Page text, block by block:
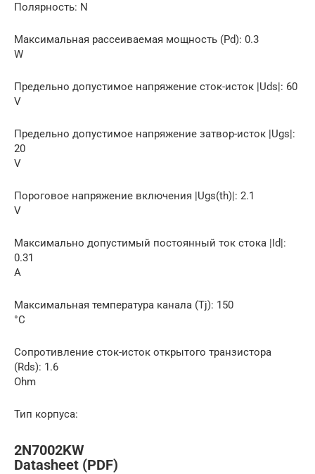
Полярность: N
Максимальная рассеиваемая мощность (Pd): 0.3
W
Предельно допустимое напряжение сток-исток |Uds|: 60
V
Предельно допустимое напряжение затвор-исток |Ugs|:
20
V
Пороговое напряжение включения |Ugs(th)|: 2.1
V
Максимально допустимый постоянный ток стока |Id|:
0.31
A
Максимальная температура канала (Tj): 150
°C
Сопротивление сток-исток открытого транзистора
(Rds): 1.6
Ohm
Тип корпуса:
2N7002KW
Datasheet (PDF)